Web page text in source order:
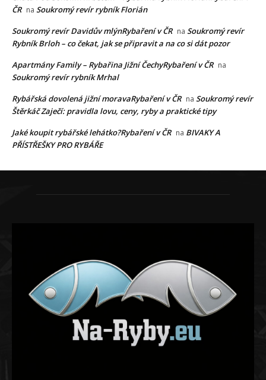
ČR na Soukromý revír rybník Florián
Soukromý revír Davidův mlýnRybaření v ČR na Soukromý revír
Rybník Brloh – co čekat, jak se připravit a na co si dát pozor
Apartmány Family – Rybařina Jižní ČechyRybaření v ČR na
Soukromý revír rybník Mrhal
Rybářská dovolená jižní moravaRybaření v ČR na Soukromý revír
Štěrkáč Zaječí: pravidla lovu, ceny, ryby a praktické tipy
Jaké koupit rybářské lehátko?Rybaření v ČR na BIVAKY A
PŘÍSTŘEŠKY PRO RYBÁŘE